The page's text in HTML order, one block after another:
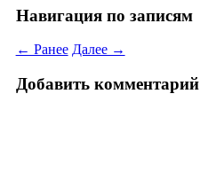
Навигация по записям
← Ранее Далее →
Добавить комментарий